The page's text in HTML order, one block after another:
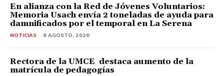
En alianza con la Red de Jóvenes Voluntarios:
Memoria Usach envía 2 toneladas de ayuda para
damnificados por el temporal en La Serena
NOTICIAS 8 AGOSTO, 2026
Rectora de la UMCE destaca aumento de la
matrícula de pedagogías